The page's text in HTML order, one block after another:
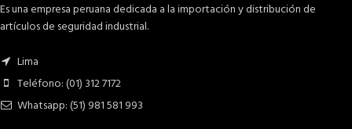
Es una empresa peruana dedicada a la importación y distribución de
artículos de seguridad industrial.
Lima
Teléfono: (01) 312 7172
Whatsapp: (51) 981 581 993